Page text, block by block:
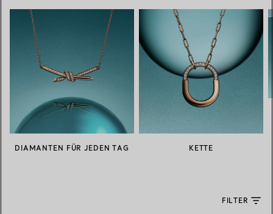
DIAMANTEN FÜR JEDEN TAG KETTE
FILTER